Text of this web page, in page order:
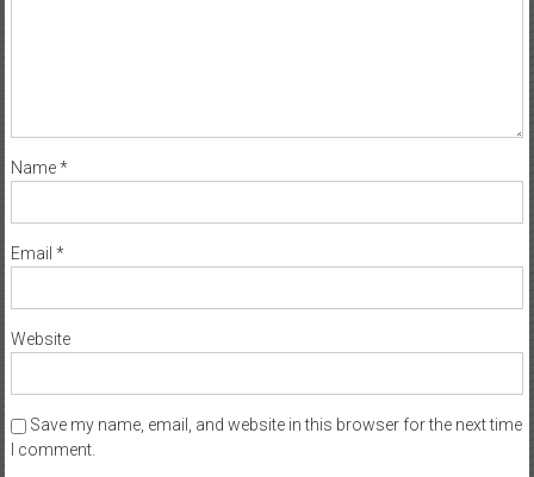
Name*
Email *
Website
Save my name, email, and website in this browser for the next time
I comment.